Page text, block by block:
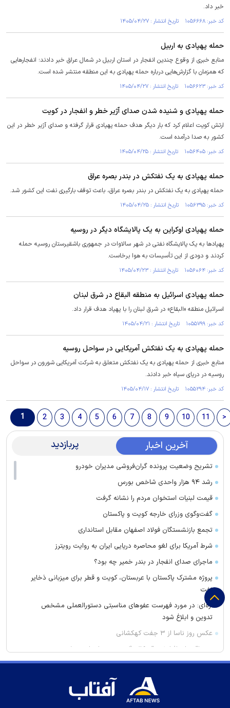
خبر داد.
کد خبر: ۱۰۵۶۶۶۸ تاریخ انتشار : ۱۴۰۵/۰۴/۲۷
حمله پهپادی به اربیل
منابع خبری از وقوع چندین انفجار در استان اربیل در شمال عراق خبر دادند؛ انفجارهایی
که همزمان با گزارش‌هایی درباره حمله پهپادی به این منطقه منتشر شده است.
کد خبر: ۱۰۵۶۶۲۳ تاریخ انتشار : ۱۴۰۵/۰۴/۲۷
حمله پهپادی و شنیده شدن صدای آژیر خطر و انفجار در کویت
ارتش کویت اعلام کرد که بار دیگر هدف حمله پهپادی قرار گرفته و صدای آژیر خطر در این
کشور به صدا درآمده است.
کد خبر: ۱۰۵۶۴۰۵ تاریخ انتشار : ۱۴۰۵/۰۴/۲۵
حمله پهپادی به یک نفتکش در بندر بصره عراق
حمله پهپادی به یک نفتکش در بندر بصره عراق، باعث توقف بارگیری نفت این کشور شد.
کد خبر: ۱۰۵۶۳۹۵ تاریخ انتشار : ۱۴۰۵/۰۴/۲۵
حمله پهپادی اوکراین به یک پالایشگاه دیگر در روسیه
پهپادها به یک پالایشگاه نفتی در شهر سالاوات در جمهوری باشقیرستان روسیه حمله
کردند و دودی از این تأسیسات به هوا برخاست.
کد خبر: ۱۰۵۶۰۶۴ تاریخ انتشار : ۱۴۰۵/۰۴/۲۳
حمله پهپادی اسرائیل به منطقه البقاع در شرق لبنان
اسرائیل منطقه «البقاع» در شرق لبنان را با پهپاد هدف قرار داد.
کد خبر: ۱۰۵۵۷۹۹ تاریخ انتشار : ۱۴۰۵/۰۴/۲۱
حمله پهپادی به یک نفتکش آمریکایی در سواحل روسیه
منابع خبری از حمله پهپادی به یک نفتکش متعلق به شرکت آمریکایی شورون در سواحل
روسیه در دریای سیاه خبر دادند.
کد خبر: ۱۰۵۵۲۹۴ تاریخ انتشار : ۱۴۰۵/۰۴/۱۷
1 2 3 4 5 6 7 8 9 10 11 >
آخرین اخبار پربازدید
تشریح وضعیت پرونده گران‌فروشی مدیران خودرو
رشد ۹۴ هزار واحدی شاخص بورس
قیمت لبنیات استخوان مردم را نشانه گرفت
گفت‌وگوی وزرای خارجه کویت و پاکستان
تجمع بازنشستگان فولاد اصفهان مقابل استانداری
شرط آمریکا برای لغو محاصره دریایی ایران به روایت رویترز
ماجرای صدای انفجار در بندر خمیر چه بود؟
پروژه مشترک پاکستان با عربستان، کویت و قطر برای میزبانی ذخایر
نفت
اژه‌ای: در مورد فهرست عفو‌های مناسبتی دستورالعملی مشخص
تدوین و ابلاغ شود
عکس روز ناسا از ۳ جفت کهکشانی
وزیر اقتصاد: افزایش رقم کالابرگ به زودی انجام می‌شود
کیفرخواست برای ۶ نفر از کارکنان گرمسار به اتهام اختلاس، جعل و
رمزارز‌ها محرک قوی برای شکستن قیمت بالاتر نیافتند